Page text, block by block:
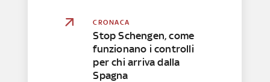
CRONACA
Stop Schengen, come
funzionano i controlli
per chi arriva dalla
Spagna